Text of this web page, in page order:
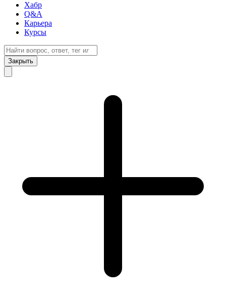
Хабр
Q&A
Карьера
Курсы
Закрыть